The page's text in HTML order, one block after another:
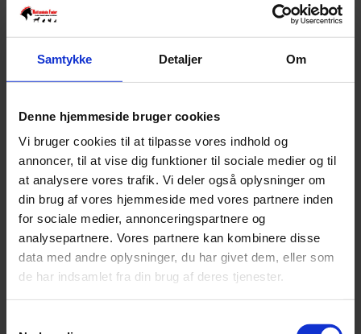
Samtykke Detaljer Om
Denne hjemmeside bruger cookies
Vi bruger cookies til at tilpasse vores indhold og
annoncer, til at vise dig funktioner til sociale medier og til
at analysere vores trafik. Vi deler også oplysninger om
din brug af vores hjemmeside med vores partnere inden
for sociale medier, annonceringspartnere og
analysepartnere. Vores partnere kan kombinere disse
data med andre oplysninger, du har givet dem, eller som
de har indsamlet fra din brug af deres tjenester.
Buster doggy bags 50 stk
Pris: kr. 15,00